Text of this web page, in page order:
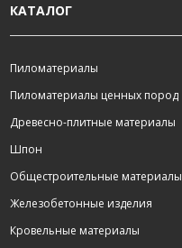
КАТАЛОГ
Пиломатериалы
Пиломатериалы ценных пород
Древесно-плитные материалы
Шпон
Общестроительные материалы
Железобетонные изделия
Кровельные материалы